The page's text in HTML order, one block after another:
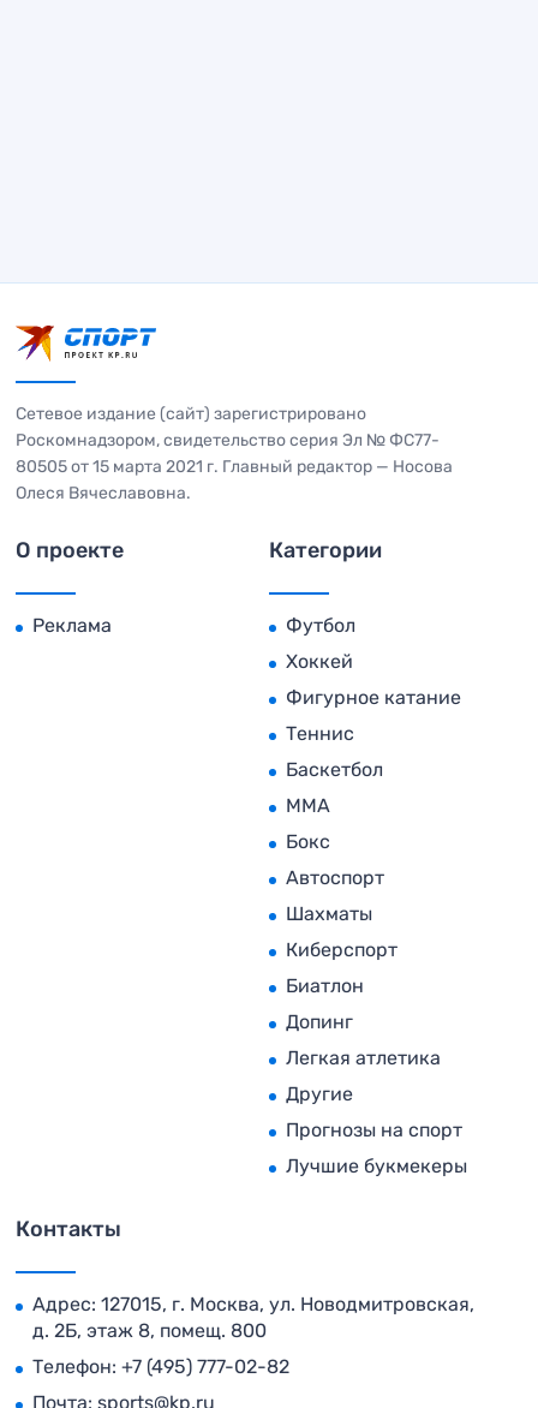
Сетевое издание (сайт) зарегистрировано
Роскомнадзором, свидетельство серия Эл № ФС77-
80505 от 15 марта 2021 г. Главный редактор — Носова
Олеся Вячеславовна.
О проекте
Реклама
Категории
Футбол
Хоккей
Фигурное катание
Теннис
Баскетбол
MMA
Бокс
Автоспорт
Шахматы
Киберспорт
Биатлон
Допинг
Легкая атлетика
Другие
Прогнозы на спорт
Лучшие букмекеры
Контакты
Адрес: 127015, г. Москва, ул. Новодмитровская,
д. 2Б, этаж 8, помещ. 800
Телефон: +7 (495) 777-02-82
Почта: sports@kp.ru